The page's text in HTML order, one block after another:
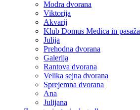
Modra dvorana
Viktorija
Akvarij
Klub Domus Medica in pasaža
Julija
Prehodna dvorana
Galerija
Rantova dvorana
Velika sejna dvorana
Sprejemna dvorana
Ana
Julijana